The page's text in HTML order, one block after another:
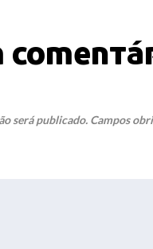
será publicado. Campos